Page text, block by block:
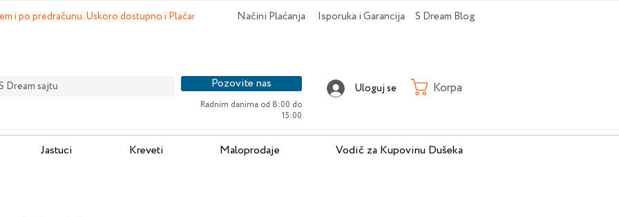
Načini Plaćanja Isporuka i Garancija S Dream Blog
i po predračunu. Uskoro dostupno i Plaćanje karticama na sajtu.
Dream sajtu Pozovite nas
Radnim danima od 8:00 do
15:00
Uloguj se Korpa
Jastuci Kreveti Maloprodaje Vodič za Kupovinu Dušeka